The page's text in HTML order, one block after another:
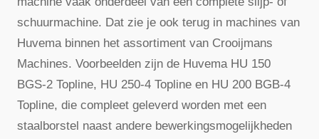
schuurmachine. Dat zie je ook terug in machines van
Huvema binnen het assortiment van Crooijmans
Machines. Voorbeelden zijn de Huvema HU 150
BGS-2 Topline, HU 250-4 Topline en HU 200 BGB-4
Topline, die compleet geleverd worden met een
staalborstel naast andere bewerkingsmogelijkheden